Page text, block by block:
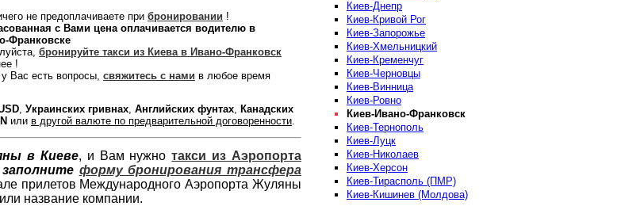
не предоплачиваете при бронировании !
с Вами цена оплачивается водителю в
Франковске
бронируйте такси из Киева в Ивано-Франковск
!
Вас есть вопросы, свяжитесь с нами в любое время
, Украинских гривнах, Английских фунтах, Канадских
или в другой валюте по предварительной договоренности.
в Киеве, и Вам нужнотакси из Аэропорта
заполните форму бронирования трансфера
прилетов Международного Аэропорта Жуляны
название компании.
Киев-Днепр
Киев-Кривой Рог
Киев-Запорожье
Киев-Хмельницкий
Киев-Кременчуг
Киев-Черновцы
Киев-Винница
Киев-Ровно
Киев-Ивано-Франковск
Киев-Тернополь
Киев-Луцк
Киев-Николаев
Киев-Херсон
Киев-Тирасполь (ПМР)
Киев-Кишинев (Молдова)